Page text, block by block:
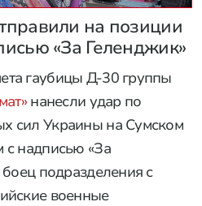
на позиции
«За Геленджик»
гаубицы Д-30 группы
нанесли удар по
сил Украины на Сумском
с надписью «За
подразделения с
военные